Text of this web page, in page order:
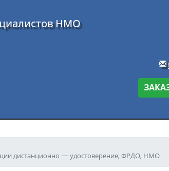
НМО
дистанционно — удостоверение, ФРДО, НМО